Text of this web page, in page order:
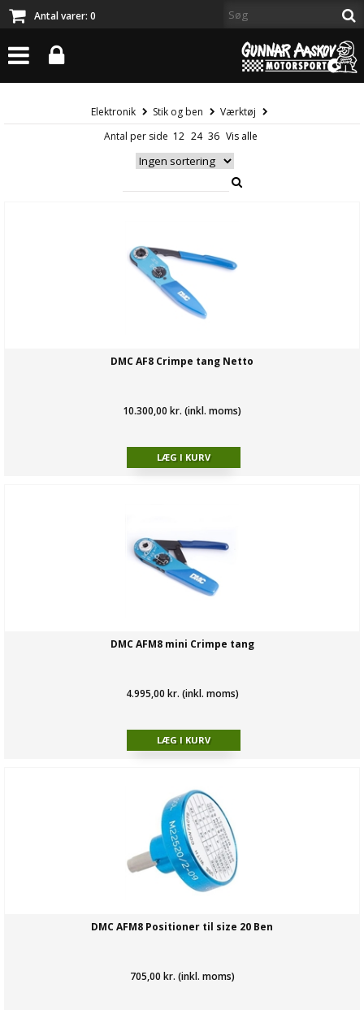
Antal varer: 0
Elektronik Stik og ben
Værktøj
Antal per side
DMC AF8 Crimpe tang Netto
10.300,00 kr. (inkl. moms)
DMC AFM8 mini Crimpe tang
4.995,00 kr. (inkl. moms)
DMC AFM8 Positioner til size 20 Ben
705,00 kr. (inkl. moms)